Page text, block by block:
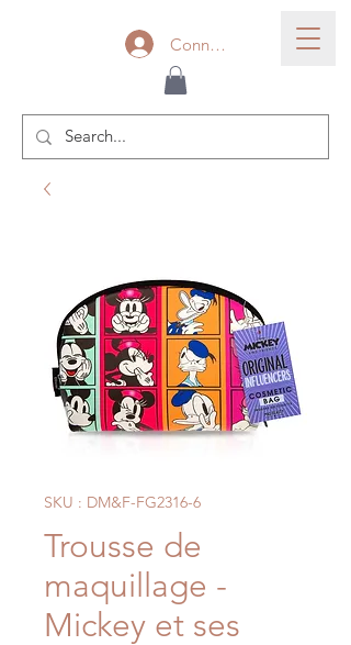
Connexion
SKU : DM&F-FG2316-6
Trousse de
maquillage -
Mickey et ses